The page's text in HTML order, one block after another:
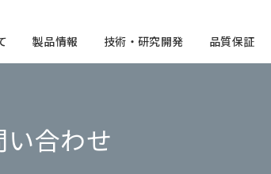
製品情報 技術・研究開発 品質保証
合わせ